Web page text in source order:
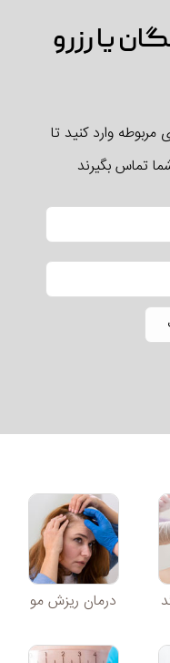
یا رزرو
وارد کنید تا
تماس بگیرند
درمان ریزش مو